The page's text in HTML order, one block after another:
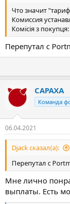
Что значит
Комиссия
Комісія з
Перепутал с
CAPAXA
Команда
06.04.2021
Djack сказал(а):
Перепутал с
Мне лично
выплаты. Есть